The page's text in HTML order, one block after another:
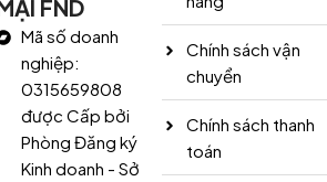
FND
Mã số doanh
nghiệp:
0315659808
được Cấp bởi
Phòng Đăng ký
Kinh doanh - Sở
Chính sách vận
chuyển
Chính sách thanh
toán